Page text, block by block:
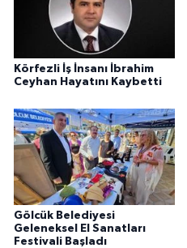
Körfezli İş İnsanı İbrahim
Ceyhan Hayatını Kaybetti
Gölcük Belediyesi
Geleneksel El Sanatları
Festivali Başladı